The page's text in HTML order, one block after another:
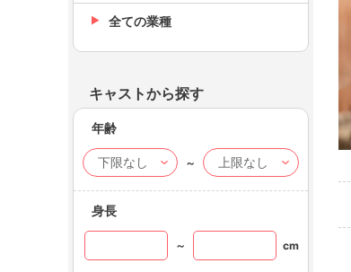
全ての業種
キャストから探す
年齢
～
身長
～ cm